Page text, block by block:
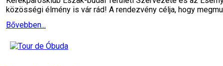
közösségi élmény is vár rád! A rendezvény célja, hogy
Bővebben...